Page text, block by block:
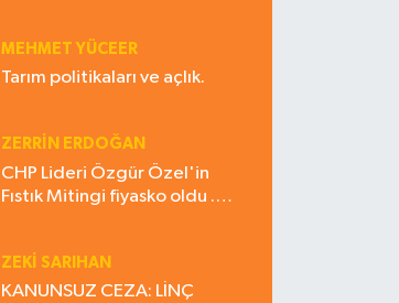
MEHMET YÜCEER
Tarım politikaları ve açlık.
ZERRIN ERDOĞAN
CHP Lideri Özgür Özel'in
Fıstık Mitingi fiyasko oldu .
ZEKI SARIHAN
KANUNSUZ CEZA: LİNÇ